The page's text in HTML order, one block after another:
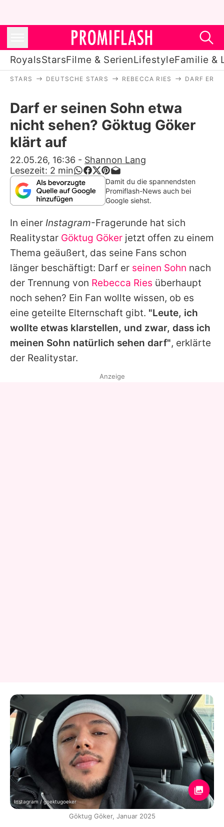
RoyalsStarsFilme & SerienLifestyleFamilie &
Stars
Filme & Serien
Lifestyle
Familie & Liebe
Promiflash Exklusiv
Alle Themen auf Promiflash
Jobs
App runterladen
Team
Redaktionelle Richtlinien
Impressum
Datenschutzerklärung
Nutzungsbedingungen
STARS DEUTSCHE STARS REBECCA RIES DARF ER
Darf er seinen Sohn etwa
nicht sehen? Göktug Göker
klärt auf
22.05.26, 16:36 - Shannon Lang
Lesezeit: 2 min
Damit du die spannendsten
Promiflash-News auch bei
Google siehst.
In einer Instagram-Fragerunde hat sich
Realitystar Göktug Göker jetzt offen zu einem
Thema geäußert, das seine Fans schon
länger beschäftigt: Darf er seinen Sohn nach
der Trennung von Rebecca Ries überhaupt
noch sehen? Ein Fan wollte wissen, ob es
eine geteilte Elternschaft gibt. "Leute, ich
wollte etwas klarstellen, und zwar, dass ich
meinen Sohn natürlich sehen darf", erklärte
der Realitystar.
Anzeige
Instagram / goektugoeker
Göktug Göker, Januar 2025